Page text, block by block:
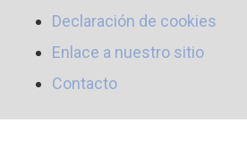
Declaración de cookies
Enlace a nuestro sitio
Contacto